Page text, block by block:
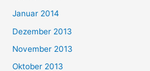
Januar 2014
Dezember 2013
November 2013
Oktober 2013